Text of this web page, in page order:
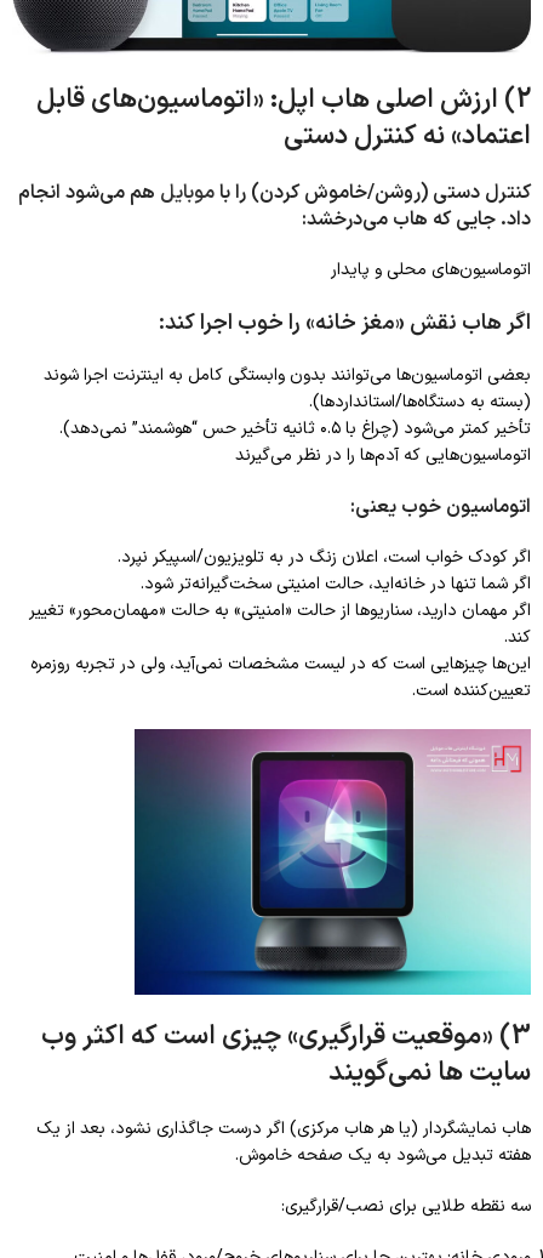
2) ارزش اصلی هاب اپل: «اتوماسیون‌های قابل
اعتماد» نه کنترل دستی
کنترل دستی (روشن/خاموش کردن) را باموبایل هم می‌شود انجام
داد. جایی که هاب می‌درخشد:
اتوماسیون‌های محلی و پایدار
اگر هاب نقش «مغز خانه» را خوب اجرا کند:
بعضی اتوماسیون‌ها می‌توانند بدون وابستگی کامل به اینترنت اجرا شوند
(بسته به دستگاه‌ها/استانداردها).
تأخیر کمتر می‌شود (چراغ با ۰.۵ ثانیه تأخیر حس “هوشمند” نمی‌دهد).
اتوماسیون‌هایی که آدم‌ها را در نظر می‌گیرند
اتوماسیون خوب یعنی:
اگر کودک خواب است، اعلان زنگ در به تلویزیون/اسپیکر نپرد.
اگر شما تنها در خانه‌اید، حالت امنیتی سخت‌گیرانه‌تر شود.
اگر مهمان دارید، سناریوها از حالت «امنیتی» به حالت «مهمان‌محور» تغییر
کند.
این‌ها چیزهایی است که در لیست مشخصات نمی‌آید، ولی در تجربه روزمره
تعیین‌کننده است.
3) «موقعیت قرارگیری» چیزی است که اکثر وب
سایت ها نمی‌گویند
هاب نمایشگردار (یا هر هاب مرکزی) اگر درست جاگذاری نشود، بعد از یک
هفته تبدیل می‌شود به یک صفحه خاموش.
سه نقطه طلایی برای نصب/قرارگیری: